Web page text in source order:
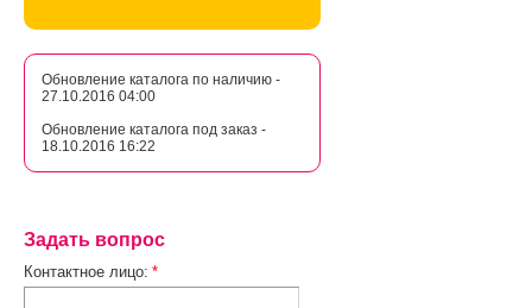
Обновление каталога по наличию -
27.10.2016 04:00
Обновление каталога под заказ -
18.10.2016 16:22
Задать вопрос
Контактное лицо: *